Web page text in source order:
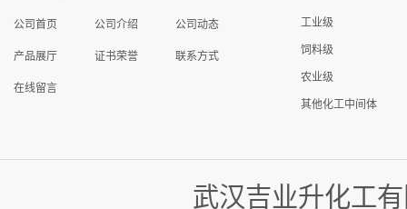
公司首页 公司介绍 公司动态
产品展厅 证书荣誉 联系方式
在线留言
工业级
饲料级
农业级
其他化工中间体
武汉吉业升化工